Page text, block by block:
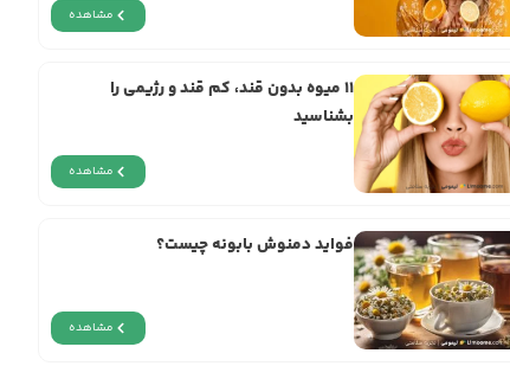
مشاهده
11 میوه‌ بدون قند، کم قند و رژیمی را
بشناسید
مشاهده
فواید دمنوش بابونه چیست؟
مشاهده